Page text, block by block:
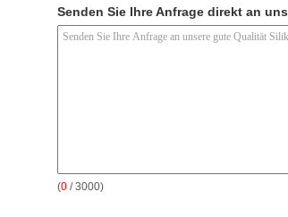
Senden Sie Ihre Anfrage direkt an uns
(0 / 3000)